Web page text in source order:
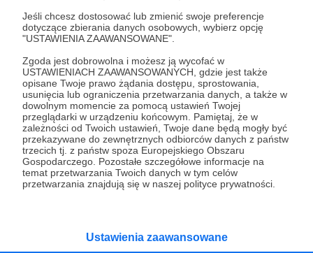
Jeśli chcesz dostosować lub zmienić swoje preferencje
dotyczące zbierania danych osobowych, wybierz opcję
"USTAWIENIA ZAAWANSOWANE".
Zgoda jest dobrowolna i możesz ją wycofać w
USTAWIENIACH ZAAWANSOWANYCH, gdzie jest także
opisane Twoje prawo żądania dostępu, sprostowania,
usunięcia lub ograniczenia przetwarzania danych, a także w
dowolnym momencie za pomocą ustawień Twojej
przeglądarki w urządzeniu końcowym. Pamiętaj, że w
zależności od Twoich ustawień, Twoje dane będą mogły być
przekazywane do zewnętrznych odbiorców danych z państw
trzecich tj. z państw spoza Europejskiego Obszaru
Gospodarczego. Pozostałe szczegółowe informacje na
temat przetwarzania Twoich danych w tym celów
przetwarzania znajdują się w naszej polityce prywatności.
Ustawienia zaawansowane
* Zapoznałem się i akceptujęRegulaminserwisu oraz
* Wyrażam zgodę na przetwarzanie moich danych
osobowych podanych w formularzu rejestracyjnym w celu
prawidłowego świadczenia usług serwisu Patronite.
Wyrażam zgodę na otrzymywanie drogą elektroniczną
informacji handlowych - newslettera. Opcja ta może zostać
zmieniona w ustawieniach konta.